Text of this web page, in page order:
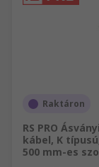
Raktáron
RS PRO
kábel, K
500 mm-es